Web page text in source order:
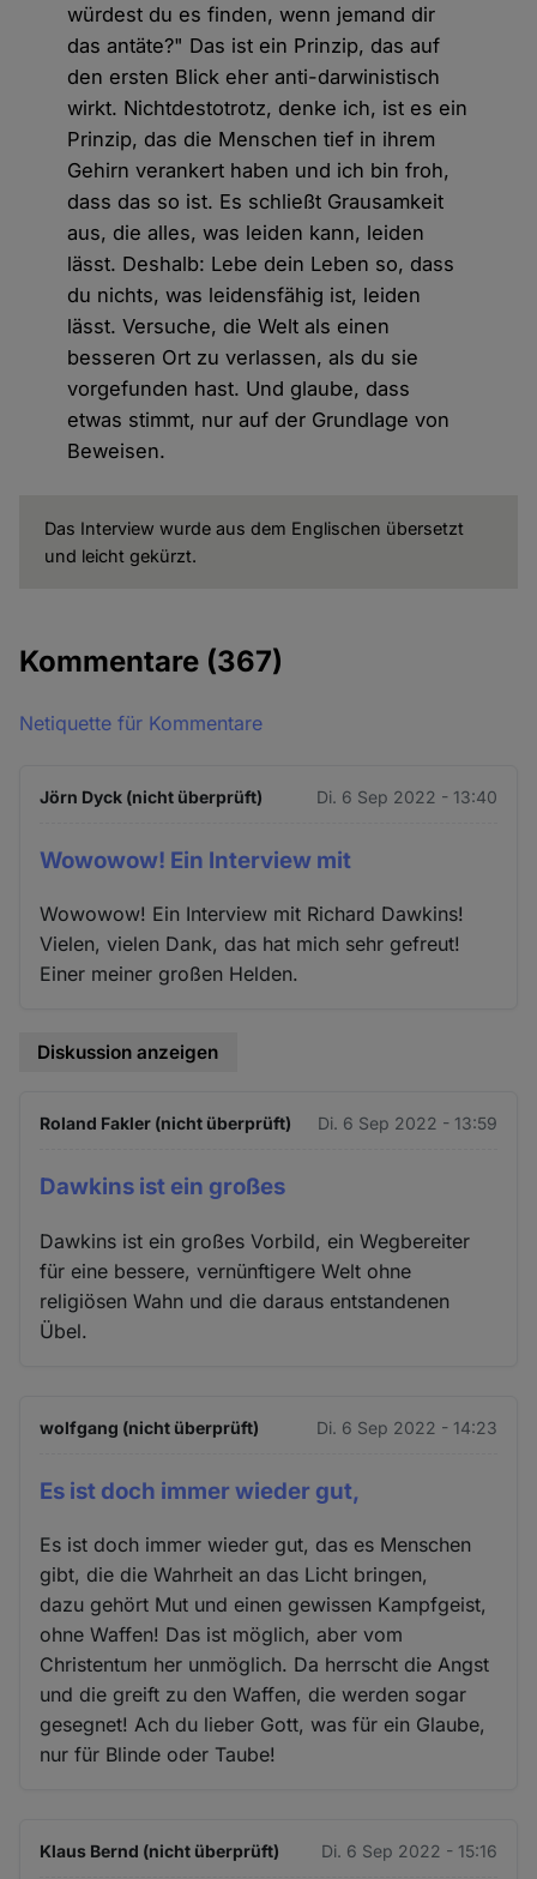
würdest du es finden, wenn jemand dir
das antäte?" Das ist ein Prinzip, das auf
den ersten Blick eher anti-darwinistisch
wirkt. Nichtdestotrotz, denke ich, ist es ein
Prinzip, das die Menschen tief in ihrem
Gehirn verankert haben und ich bin froh,
dass das so ist. Es schließt Grausamkeit
aus, die alles, was leiden kann, leiden
lässt. Deshalb: Lebe dein Leben so, dass
du nichts, was leidensfähig ist, leiden
lässt. Versuche, die Welt als einen
besseren Ort zu verlassen, als du sie
vorgefunden hast. Und glaube, dass
etwas stimmt, nur auf der Grundlage von
Beweisen.
Das Interview wurde aus dem Englischen übersetzt
und leicht gekürzt.
Kommentare (367)
Netiquette für Kommentare
Jörn Dyck (nicht überprüft) Di. 6 Sep 2022 - 13:40
Wowowow! Ein Interview mit
Wowowow! Ein Interview mit Richard Dawkins!
Vielen, vielen Dank, das hat mich sehr gefreut!
Einer meiner großen Helden.
Diskussion anzeigen
Roland Fakler (nicht überprüft) Di. 6 Sep 2022 - 13:59
Dawkins ist ein großes
Dawkins ist ein großes Vorbild, ein Wegbereiter
für eine bessere, vernünftigere Welt ohne
religiösen Wahn und die daraus entstandenen
Übel.
wolfgang (nicht überprüft) Di. 6 Sep 2022 - 14:23
Es ist doch immer wieder gut,
Es ist doch immer wieder gut, das es Menschen
gibt, die die Wahrheit an das Licht bringen,
dazu gehört Mut und einen gewissen Kampfgeist,
ohne Waffen! Das ist möglich, aber vom
Christentum her unmöglich. Da herrscht die Angst
und die greift zu den Waffen, die werden sogar
gesegnet! Ach du lieber Gott, was für ein Glaube,
nur für Blinde oder Taube!
Klaus Bernd (nicht überprüft) Di. 6 Sep 2022 - 15:16